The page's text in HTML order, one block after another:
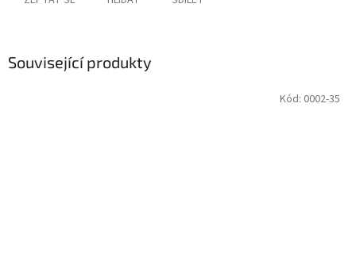
Související produkty
Kód: 0002-35